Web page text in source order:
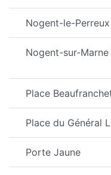
Nogent-le-Perreux
Nogent-sur-Marne
Place
Place du Général
Porte Jaune